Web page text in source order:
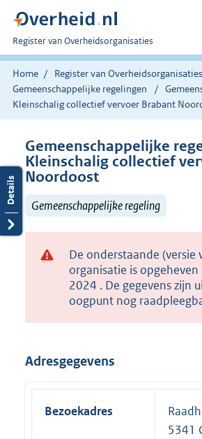
U
bent
nu
hier:
Register van Overheidsorganisaties
Home
Register van Overheidsorganisaties
Gemeenschappelijke regelingen
Kleinschalig collectief vervoer Brabant
Gemeenschappelijke
Kleinschalig collectief
Noordoost
Gemeenschappelijke regeling
De onderstaande (versie
organisatie is
2024 . De gegevens zijn
oogpunt nog
Adresgegevens
Bezoekadres
5341